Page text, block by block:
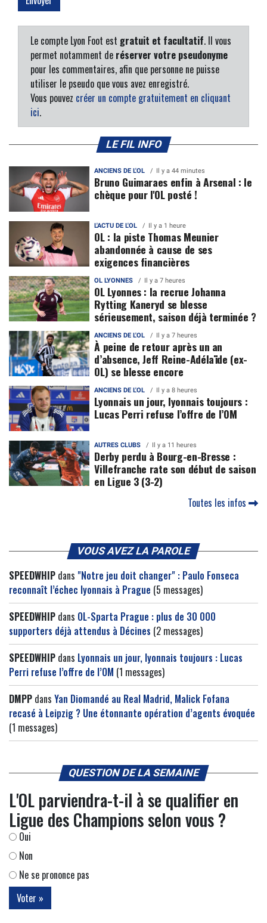
Le compte Lyon Foot est gratuit et facultatif. Il vous
permet notamment de réserver votre pseudonyme
pour les commentaires, afin que personne ne puisse
utiliser le pseudo que vous avez enregistré.
Vous pouvez créer un compte gratuitement en cliquant
ici.
LE FIL INFO
ANCIENS DE L'OL Il y a 44 minutes
Bruno Guimaraes enfin à Arsenal : le
chèque pour l'OL posté !
L'ACTU DE L'OL Il y a 1 heure
OL : la piste Thomas Meunier
abandonnée à cause de ses
exigences financières
OL LYONNES Il y a 7 heures
OL Lyonnes : la recrue Johanna
Rytting Kaneryd se blesse
sérieusement, saison déjà terminée ?
ANCIENS DE L'OL Il y a 7 heures
À peine de retour après un an
d’absence, Jeff Reine-Adélaïde (ex-
OL) se blesse encore
ANCIENS DE L'OL Il y a 8 heures
Lyonnais un jour, lyonnais toujours :
Lucas Perri refuse l’offre de l’OM
AUTRES CLUBS Il y a 11 heures
Derby perdu à Bourg-en-Bresse :
Villefranche rate son début de saison
en Ligue 3 (3-2)
Toutes les infos
VOUS AVEZ LA PAROLE
SPEEDWHIP dans "Notre jeu doit changer" : Paulo Fonseca
reconnaît l’échec lyonnais à Prague (5 messages)
SPEEDWHIP dans OL-Sparta Prague : plus de 30 000
supporters déjà attendus à Décines (2 messages)
SPEEDWHIP dans Lyonnais un jour, lyonnais toujours : Lucas
Perri refuse l’offre de l’OM (1 messages)
DMPP dans Yan Diomandé au Real Madrid, Malick Fofana
recasé à Leipzig ? Une étonnante opération d’agents évoquée
(1 messages)
QUESTION DE LA SEMAINE
L'OL parviendra-t-il à se qualifier en
Ligue des Champions selon vous ?
Oui
Non
Ne se prononce pas